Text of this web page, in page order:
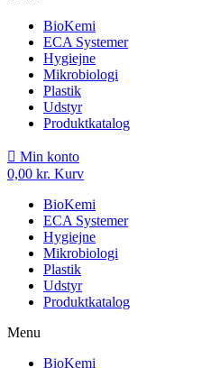
BioKemi
ECA Systemer
Hygiejne
Mikrobiologi
Plastik
Udstyr
Produktkatalog
Min konto
0,00 kr. Kurv
BioKemi
ECA Systemer
Hygiejne
Mikrobiologi
Plastik
Udstyr
Produktkatalog
Menu
BioKemi